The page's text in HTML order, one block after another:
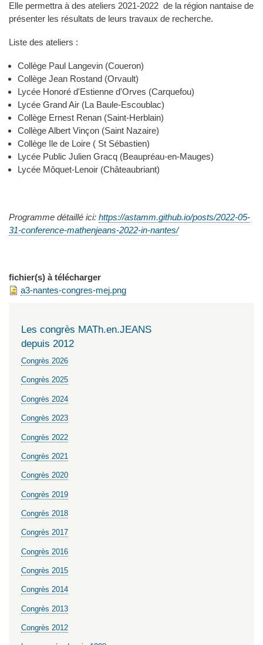
Elle permettra à des ateliers 2021-2022 de la région nantaise de
présenter les résultats de leurs travaux de recherche.
Liste des ateliers :
Collège Paul Langevin (Coueron)
Collège Jean Rostand (Orvault)
Lycée Honoré d'Estienne d'Orves (Carquefou)
Lycée Grand Air (La Baule-Escoublac)
Collège Ernest Renan (Saint-Herblain)
Collège Albert Vinçon (Saint Nazaire)
Collège Ile de Loire ( St Sébastien)
Lycée Public Julien Gracq (Beaupréau-en-Mauges)
Lycée Môquet-Lenoir (Châteaubriant)
Programme détaillé ici: https://astamm.github.io/posts/2022-05-
31-conference-mathenjeans-2022-in-nantes/
fichier(s) à télécharger
a3-nantes-congres-mej.png
Les congrès MATh.en.JEANS
depuis 2012
Congrès 2026
Congrès 2025
Congrès 2024
Congrès 2023
Congrès 2022
Congrès 2021
Congrès 2020
Congrès 2019
Congrès 2018
Congrès 2017
Congrès 2016
Congrès 2015
Congrès 2014
Congrès 2013
Congrès 2012